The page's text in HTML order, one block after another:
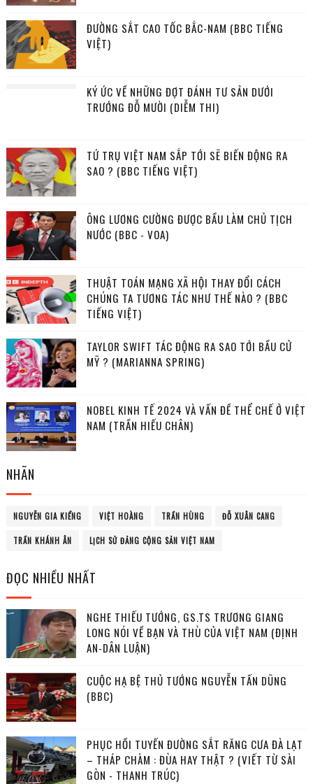
ĐƯỜNG SẮT CAO TỐC BẮC-NAM (BBC TIẾNG
VIỆT)
KÝ ỨC VỀ NHỮNG ĐỢT ĐÁNH TƯ SẢN DƯỚI
TRƯỚNG ĐỖ MƯỜI (DIỄM THI)
TỨ TRỤ VIỆT NAM SẮP TỚI SẼ BIẾN ĐỘNG RA
SAO ? (BBC TIẾNG VIỆT)
ÔNG LƯƠNG CƯỜNG ĐƯỢC BẦU LÀM CHỦ TỊCH
NƯỚC (BBC - VOA)
THUẬT TOÁN MẠNG XÃ HỘI THAY ĐỔI CÁCH
CHÚNG TA TƯƠNG TÁC NHƯ THẾ NÀO ? (BBC
TIẾNG VIỆT)
TAYLOR SWIFT TÁC ĐỘNG RA SAO TỚI BẦU CỬ
MỸ ? (MARIANNA SPRING)
NOBEL KINH TẾ 2024 VÀ VẤN ĐỀ THỂ CHẾ Ở VIỆT
NAM (TRẦN HIẾU CHÂN)
NHÃN
NGUYỄN GIA KIỂNG VIỆT HOÀNG TRẦN HÙNG ĐỖ XUÂN CANG
TRẦN KHÁNH ÂN LỊCH SỬ ĐẢNG CỘNG SẢN VIỆT NAM
ĐỌC NHIỀU NHẤT
NGHE THIẾU TƯỚNG, GS.TS TRƯƠNG GIANG
LONG NÓI VỀ BẠN VÀ THÙ CỦA VIỆT NAM (ĐỊNH
AN-DÂN LUẬN)
CUỘC HẠ BỆ THỦ TƯỚNG NGUYỄN TẤN DŨNG
(BBC)
PHỤC HỒI TUYẾN ĐƯỜNG SẮT RĂNG CƯA ĐÀ LẠT
– THÁP CHÀM : ĐÙA HAY THẬT ? (VIẾT TỪ SÀI
GÒN - THANH TRÚC)